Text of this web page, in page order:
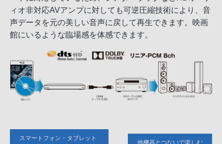
ィオ非対応AVアンプに対しても可逆圧縮技術により、音
声データを元の美しい音声に戻して再生できます。映画
館にいるような臨場感を体感できます。
スマートフォン・タブレット
他機器とつないで楽しむ